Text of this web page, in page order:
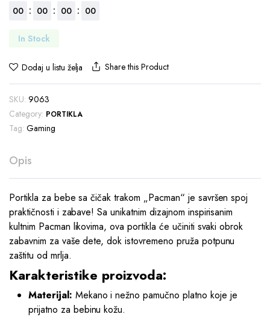
00 : 00 : 00 : 00
In Stock
Dodaj u listu želja Share this Product
SKU: 9063
Category: PORTIKLA
Tag: Gaming
Opis
Portikla za bebe sa čičak trakom „Pacman“ je savršen spoj
praktičnosti i zabave! Sa unikatnim dizajnom inspirisanim
kultnim Pacman likovima, ova portikla će učiniti svaki obrok
zabavnim za vaše dete, dok istovremeno pruža potpunu
zaštitu od mrlja.
Karakteristike proizvoda:
Materijal: Mekano i nežno pamučno platno koje je
prijatno za bebinu kožu.